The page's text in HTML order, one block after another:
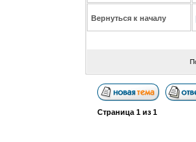
Вернуться к началу
Страница 1 из 1